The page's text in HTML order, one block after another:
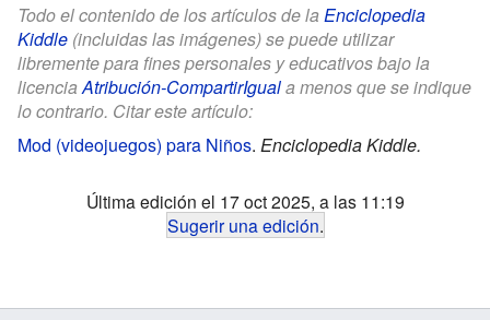
Todo el contenido de los artículos de la Enciclopedia
Kiddle (incluidas las imágenes) se puede utilizar
libremente para fines personales y educativos bajo la
licencia Atribución-CompartirIguala menos que se indique
lo contrario. Citar este artículo:
Mod (videojuegos) para Niños. Enciclopedia Kiddle.
Última edición el 17 oct 2025, a las 11:19
Sugerir una edición.